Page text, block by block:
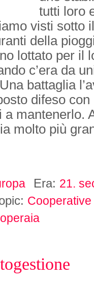
tutti loro
visti sotto
della
lottato per il
c’era da
battaglia
difeso
mantenerlo.
molto più
Era: 21.
Cooperative